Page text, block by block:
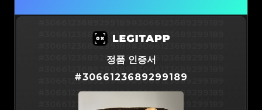
#3066123689299189#3066123689299189
#3066123689299189#3066123689299189
#3066123689299189#3066123689299189
#3066123689299189#3066123689299189
#3066123689299189#3066123689299189
정품 인증서
#3066123689299189